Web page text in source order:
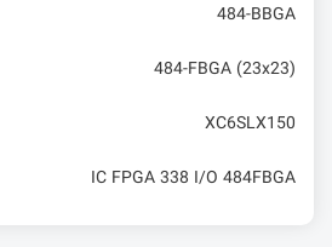
484-BBGA
484-FBGA (23x23)
XC6SLX150
IC FPGA 338 I/O 484FBGA